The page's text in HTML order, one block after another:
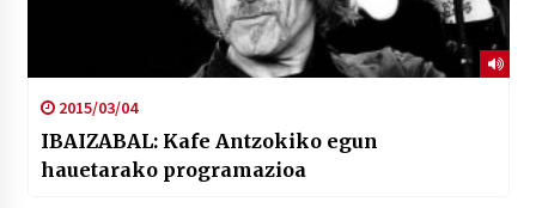
2015/03/04
IBAIZABAL: Kafe Antzokiko egun
hauetarako programazioa